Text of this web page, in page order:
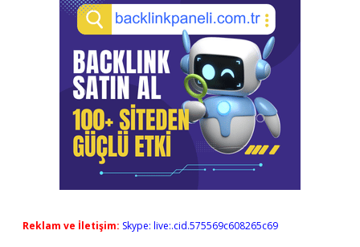
Reklam ve İletişim: Skype: live:.cid.575569c608265c69